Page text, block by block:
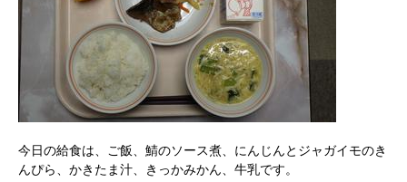
今日の給食は、ご飯、鯖のソース煮、にんじんとジャガイモのき
んぴら、かきたま汁、きっかみかん、牛乳です。